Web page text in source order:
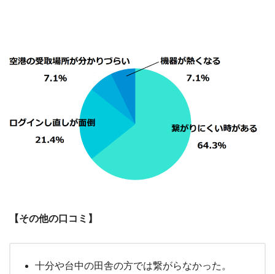
【その他の口コミ】
十分や台中の田舎の方では繋がらなかった。